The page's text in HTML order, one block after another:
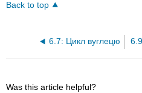
Back to top
6.7: Цикл вуглецю
Was this article helpful?